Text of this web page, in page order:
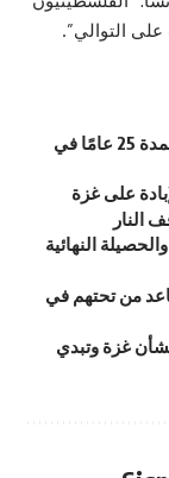
التوالي”.
صدمة وذهول .. حبس مشدد لطالب جامعي لمدة 25 عامًا في
على غزة
النار
النهائية
المقاعد من تحتهم في
بشأن غزة وتبدي